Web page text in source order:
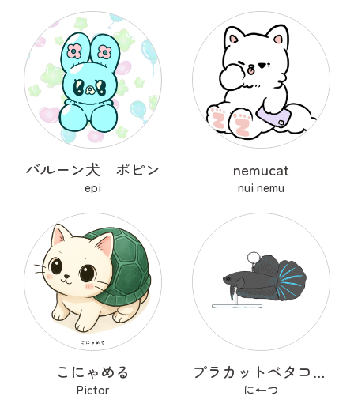
バルーン犬 ポピン
epi
nemucat
nui nemu
こにゃめる
Pictor
プラカットベタコレクションver.1
に←つ